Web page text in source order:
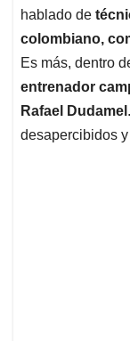
hablado de
colombiano,
Es más, dentro
entrenador
Rafael Dudamel
desapercibidos